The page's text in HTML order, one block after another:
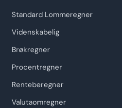
Standard Lommeregner
Videnskabelig
Brøkregner
Procentregner
Renteberegner
Valutaomregner